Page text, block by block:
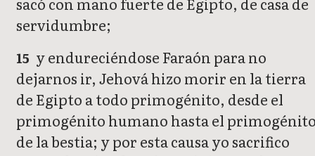
servidumbre;
15 y endureciéndose Faraón para no
dejarnos ir, Jehová hizo morir en la tierra
de Egipto a todo primogénito, desde el
primogénito humano hasta el
de la bestia; y por esta causa yo sacrifico